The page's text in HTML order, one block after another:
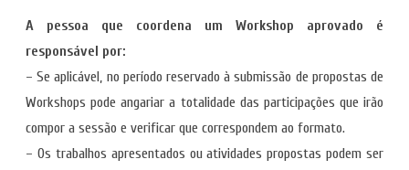
A pessoa que coordena um Workshop aprovado é
responsável por:
– Se aplicável, no período reservado à submissão de propostas de
Workshops pode angariar a totalidade das participações que irão
compor a sessão e verificar que correspondem ao formato.
– Os trabalhos apresentados ou atividades propostas podem ser